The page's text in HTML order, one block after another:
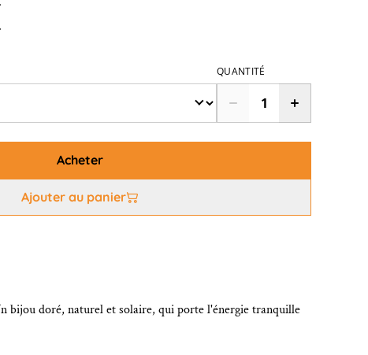
QUANTITÉ
Acheter
Ajouter au panier
bijou doré, naturel et solaire, qui porte l'énergie tranquille